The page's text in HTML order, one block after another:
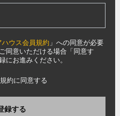
ウス会員規約 」への同意が必要
同意いただける場合「同意す
にお進みください。
約に同意する
録する